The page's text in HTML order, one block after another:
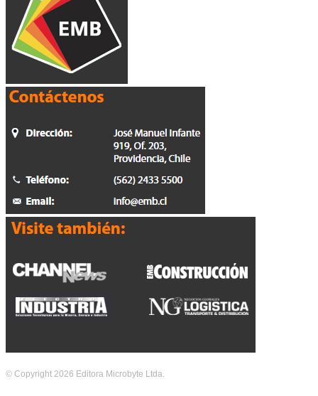
© Copyright 2026 Editora Microbyte Ltda.